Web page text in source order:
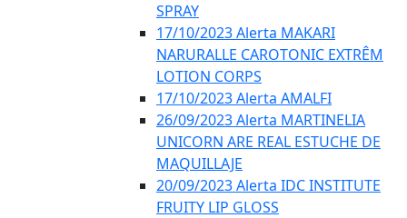
SPRAY
17/10/2023 Alerta MAKARI
NARURALLE CAROTONIC EXTRÊM
LOTION CORPS
17/10/2023 Alerta AMALFI
26/09/2023 Alerta MARTINELIA
UNICORN ARE REAL ESTUCHE DE
MAQUILLAJE
20/09/2023 Alerta IDC INSTITUTE
FRUITY LIP GLOSS